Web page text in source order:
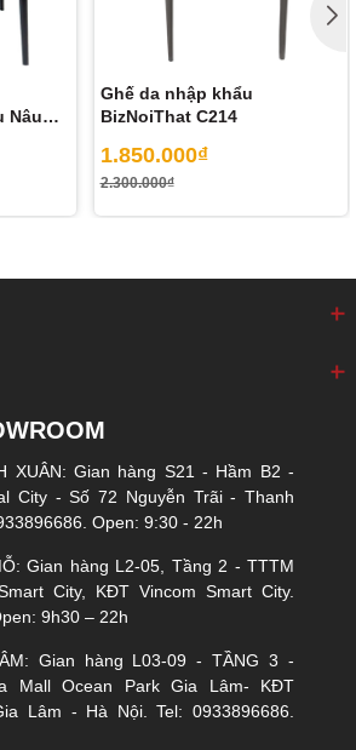
Đông, Hà Nội). Tel: 02422026789
2 - TTTM Savico Long Biên (Số 7-9
Biên, Hà Nội). Tel: 02462913000
Nâu
Ghế da nhập khẩu
BizNoiThat C214
1.850.000₫
2.300.000₫
XUÂN: Gian hàng S21 - Hầm B2 -
City - Số 72 Nguyễn Trãi - Thanh
Open: 9:30 - 22h
Gian hàng L2-05, Tầng 2 - TTTM
City, KĐT Vincom Smart City.
9h30 – 22h
Gian hàng L03-09 - TẦNG 3 -
Mall Ocean Park Gia Lâm- KĐT
Lâm - Hà Nội. Tel: 0933896686.